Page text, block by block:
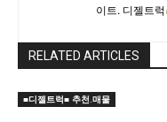
이트. 디젤트럭
RELATED ARTICLES
■디젤트럭■ 추천.매물